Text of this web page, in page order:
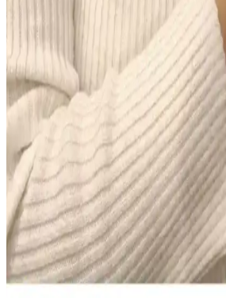
Makyajda Doğru Ürün Seçimi ve
Teknikleri ile Kalıcı ve Doğal
Makyajda doğru ürün seçimi ve uygulama
bir görünüm için kritik öneme sahiptir.
dayanıklı göz kalemine kadar ürünlerin
detaylıca ele alınmıştır.
Colgate Sensitive Diş Macunu 75
Hassas Dişler için Beyazlatıcı
Colgate Sensitive Diş Macunu 75 ml’lik iki
kökenli set, hassas dişlere nazik
kullanım sağlar. Evde düzenli kullanım
kullanıcılar kıvam ve köpürmede farklılık
yüksek.
NIVEA Men Deep Impact El ve
Nem, Yağsız Ferahlık ve Erkeksi